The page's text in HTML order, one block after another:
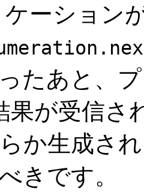
ケーション
たあと、
果が受信さ
か生成さ
きです。